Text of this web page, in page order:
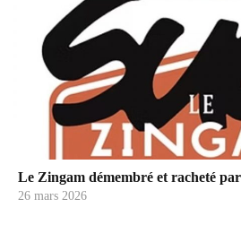
Le Zingam démembré et racheté
26 mars 2026